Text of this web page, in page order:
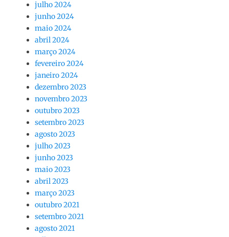
julho 2024
junho 2024
maio 2024
abril 2024
março 2024
fevereiro 2024
janeiro 2024
dezembro 2023
novembro 2023
outubro 2023
setembro 2023
agosto 2023
julho 2023
junho 2023
maio 2023
abril 2023
março 2023
outubro 2021
setembro 2021
agosto 2021